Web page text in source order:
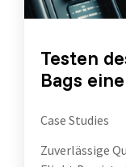
Testen
Bags
Case Studies
Zuverlässige